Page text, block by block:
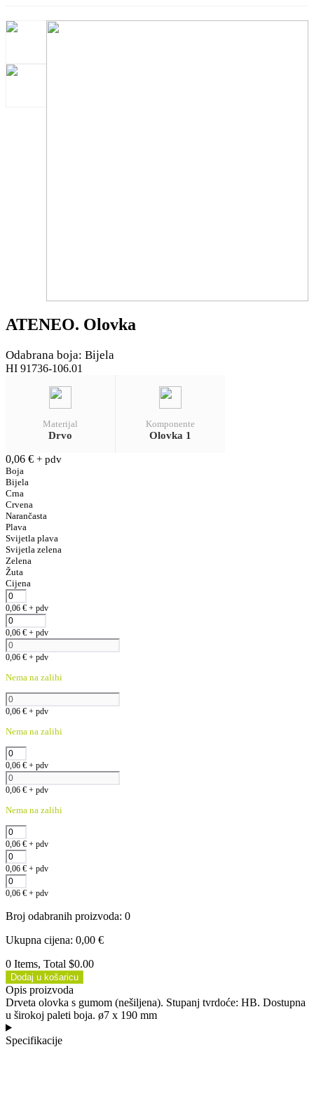
ATENEO. Olovka
Odabrana boja: Bijela
HI 91736-106.01
Materijal
Drvo
Komponente
Olovka 1
0,06 € + pdv
Boja
Bijela
Crna
Crvena
Narančasta
Plava
Svijetla plava
Svijetla zelena
Zelena
Žuta
Cijena
0,06 € + pdv
0,06 € + pdv
0,06 € + pdv
Nema na zalihi
0,06 € + pdv
Nema na zalihi
0,06 € + pdv
0,06 € + pdv
Nema na zalihi
0,06 € + pdv
0,06 € + pdv
0,06 € + pdv
Broj odabranih proizvoda: 0
Ukupna cijena: 0,00 €
0 Items, Total $0.00
Dodaj u košaricu
Opis proizvoda
Drveta olovka s gumom (nešiljena). Stupanj tvrdoće: HB. Dostupna
u širokoj paleti boja. ø7 x 190 mm
Specifikacije